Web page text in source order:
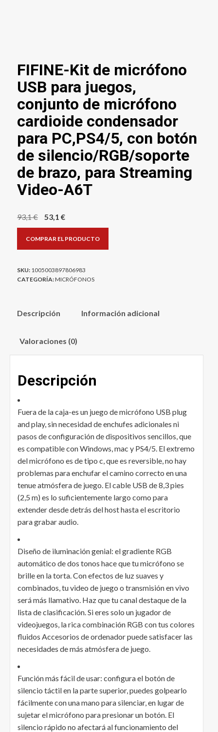
FIFINE-Kit de micrófono
USB para juegos,
conjunto de micrófono
cardioide condensador
para PC,PS4/5, con botón
de silencio/RGB/soporte
de brazo, para Streaming
Video-A6T
93,1€
El
precio
original
53,1 €El
precio
actual
COMPRAR EL PRODUCTO
SKU: 1005003897806983
CATEGORÍA:MICRÓFONOS
Descripción Información adicional
Valoraciones (0)
Descripción
Fuera de la caja-es un juego de micrófono USB plug
and play, sin necesidad de enchufes adicionales ni
pasos de configuración de dispositivos sencillos, que
es compatible con Windows, mac y PS4/5. El extremo
del micrófono es de tipo c, que es reversible, no hay
problemas para enchufar el camino correcto en una
tenue atmósfera de juego. El cable USB de 8,3 pies
(2,5 m) es lo suficientemente largo como para
extender desde detrás del host hasta el escritorio
para grabar audio.
Diseño de iluminación genial: el gradiente RGB
automático de dos tonos hace que tu micrófono se
brille en la torta. Con efectos de luz suaves y
combinados, tu video de juego o transmisión en vivo
será más llamativo. Haz que tu canal destaque de la
lista de clasificación. Si eres solo un jugador de
videojuegos, la rica combinación RGB con tus colores
fluidos Accesorios de ordenador puede satisfacer las
necesidades de más atmósfera de juego.
Función más fácil de usar: configura el botón de
silencio táctil en la parte superior, puedes golpearlo
fácilmente con una mano para silenciar, en lugar de
sujetar el micrófono para presionar un botón. El
silencio rápido no afectará al funcionamiento del